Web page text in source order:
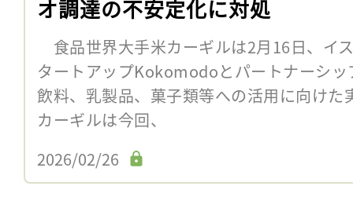
オ調達の不安定化に対処
食品世界大手米カーギルは2月16日、イ
タートアップKokomodoとパートナーシ
飲料、乳製品、菓子類等への活用に向け
カーギルは今回、
2026/02/26